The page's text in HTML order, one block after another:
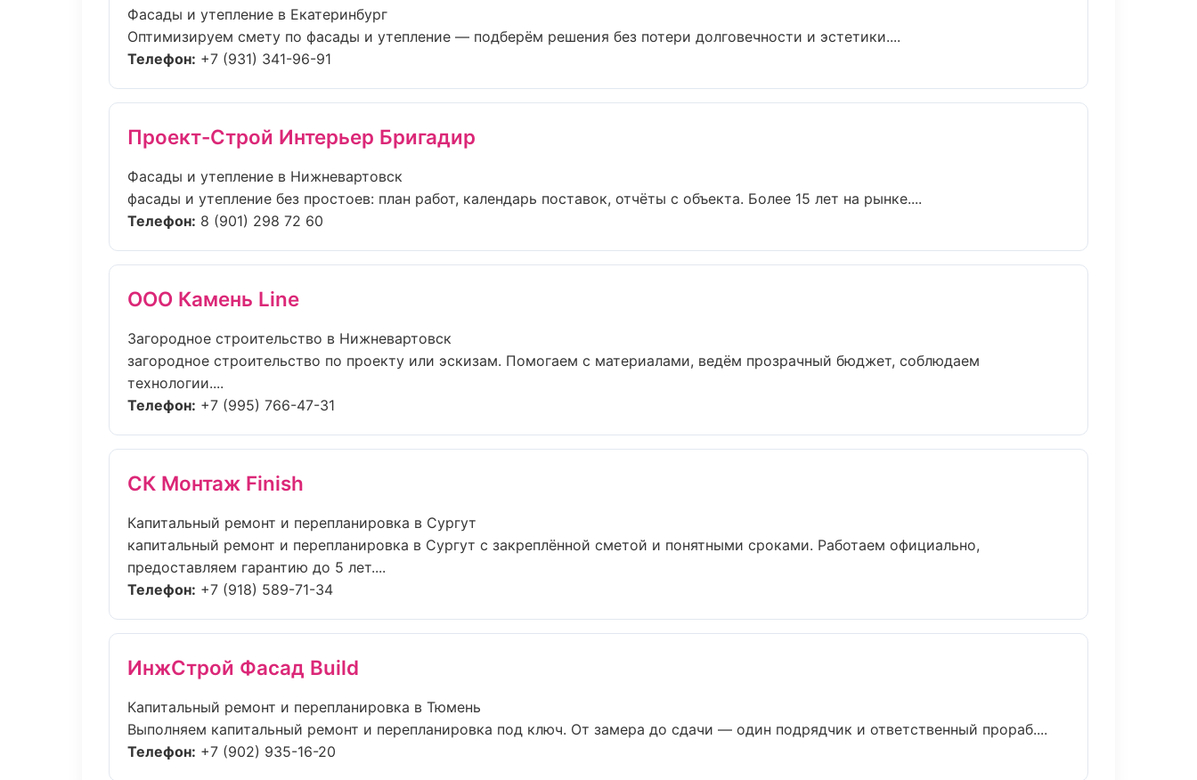
Фасады и утепление в Екатеринбург
Оптимизируем смету по фасады и утепление — подберём решения без потери долговечности и эстетики....
Телефон: +7 (931) 341-96-91
Проект-Строй Интерьер Бригадир
Фасады и утепление в Нижневартовск
фасады и утепление без простоев: план работ, календарь поставок, отчёты с объекта. Более 15 лет на рынке....
Телефон: 8 (901) 298 72 60
ООО Камень Line
Загородное строительство в Нижневартовск
загородное строительство по проекту или эскизам. Помогаем с материалами, ведём прозрачный бюджет, соблюдаем
технологии....
Телефон: +7 (995) 766-47-31
СК Монтаж Finish
Капитальный ремонт и перепланировка в Сургут
капитальный ремонт и перепланировка в Сургут с закреплённой сметой и понятными сроками. Работаем официально,
предоставляем гарантию до 5 лет....
Телефон: +7 (918) 589-71-34
ИнжСтрой Фасад Build
Капитальный ремонт и перепланировка в Тюмень
Выполняем капитальный ремонт и перепланировка под ключ. От замера до сдачи — один подрядчик и ответственный прораб....
Телефон: +7 (902) 935-16-20